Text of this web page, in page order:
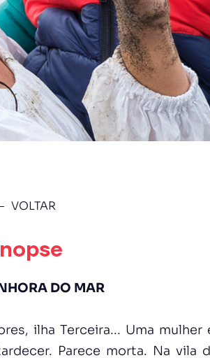
VOLTAR
DO MAR
ilha Terceira... Uma
Parece morta. Na vila